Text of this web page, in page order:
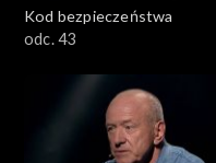
Kod bezpieczeństwa
odc. 43